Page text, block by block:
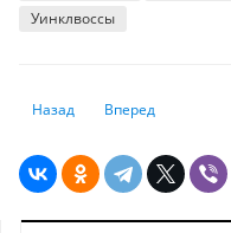
Уинклвоссы
Предыдущий: Отец
Назад Следующий: «Мир
Вперед